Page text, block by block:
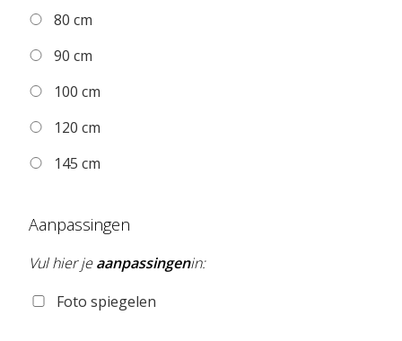
80 cm
90 cm
100 cm
120 cm
145 cm
Aanpassingen
Vul hier jeaanpassingenin:
Foto spiegelen